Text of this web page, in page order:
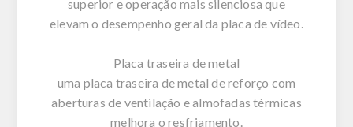
superior e operação mais silenciosa que
elevam o desempenho geral da placa de vídeo.
Placa traseira de metal
uma placa traseira de metal de reforço com
aberturas de ventilação e almofadas térmicas
melhora o resfriamento.